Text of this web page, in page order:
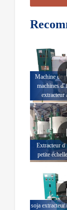
Machine de
machines d'
extracteur
Extracteur
petite
soja extracteur